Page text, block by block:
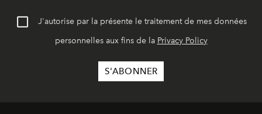
J'autorise par la présente le traitement de mes données
personnelles aux fins de la Privacy Policy